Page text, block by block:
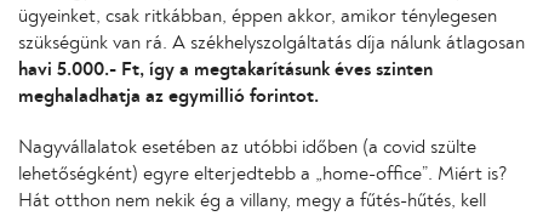
ügyeinket, csak ritkábban, éppen akkor, amikor ténylegesen
szükségünk van rá. A székhelyszolgáltatás díja nálunk átlagosan
havi 5.000.- Ft, így a megtakarításunk éves szinten
meghaladhatja az egymillió forintot.
Nagyvállalatok esetében az utóbbi időben (a covid szülte
lehetőségként) egyre elterjedtebb a „home-office”. Miért is?
Hát otthon nem nekik ég a villany, megy a fűtés-hűtés, kell